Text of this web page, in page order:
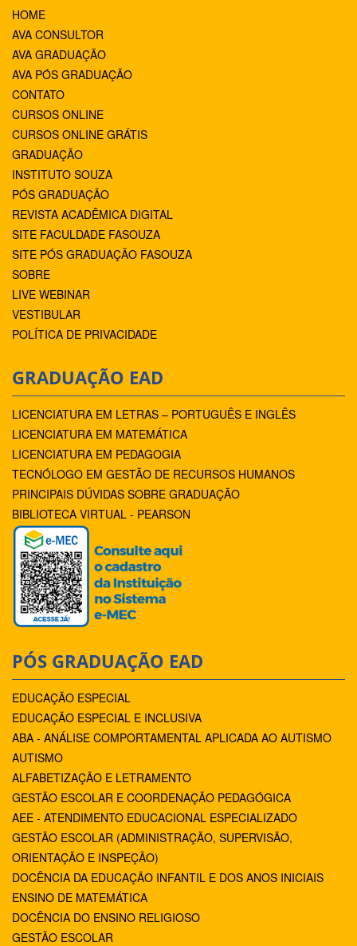
HOME
AVA CONSULTOR
AVA GRADUAÇÃO
AVA PÓS GRADUAÇÃO
CONTATO
CURSOS ONLINE
CURSOS ONLINE GRÁTIS
GRADUAÇÃO
INSTITUTO SOUZA
PÓS GRADUAÇÃO
REVISTA ACADÊMICA DIGITAL
SITE FACULDADE FASOUZA
SITE PÓS GRADUAÇÃO FASOUZA
SOBRE
LIVE WEBINAR
VESTIBULAR
POLÍTICA DE PRIVACIDADE
GRADUAÇÃO EAD
LICENCIATURA EM LETRAS – PORTUGUÊS E INGLÊS
LICENCIATURA EM MATEMÁTICA
LICENCIATURA EM PEDAGOGIA
TECNÓLOGO EM GESTÃO DE RECURSOS HUMANOS
PRINCIPAIS DÚVIDAS SOBRE GRADUAÇÃO
BIBLIOTECA VIRTUAL - PEARSON
PÓS GRADUAÇÃO EAD
EDUCAÇÃO ESPECIAL
EDUCAÇÃO ESPECIAL E INCLUSIVA
ABA - ANÁLISE COMPORTAMENTAL APLICADA AO AUTISMO
AUTISMO
ALFABETIZAÇÃO E LETRAMENTO
GESTÃO ESCOLAR E COORDENAÇÃO PEDAGÓGICA
AEE - ATENDIMENTO EDUCACIONAL ESPECIALIZADO
GESTÃO ESCOLAR (ADMINISTRAÇÃO, SUPERVISÃO,
ORIENTAÇÃO E INSPEÇÃO)
DOCÊNCIA DA EDUCAÇÃO INFANTIL E DOS ANOS INICIAIS
ENSINO DE MATEMÁTICA
DOCÊNCIA DO ENSINO RELIGIOSO
GESTÃO ESCOLAR